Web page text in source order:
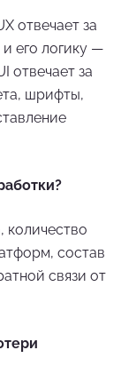
отвечает за
его логику —
отвечает за
шрифты,
количество
состав
связи от